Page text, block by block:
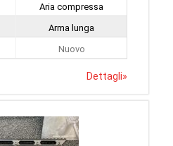
Aria compressa
Arma lunga
Nuovo
Dettagli»